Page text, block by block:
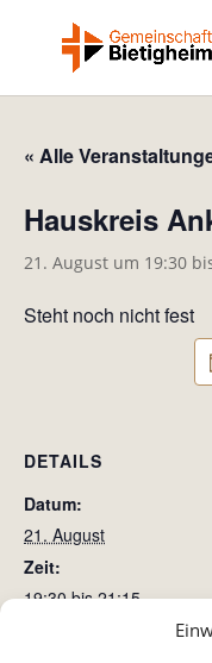
« Alle
Hauskreis
21. August um 19:30
Steht noch nicht fest
DETAILS
Datum:
21. August
Zeit:
19:30 bis 21:15